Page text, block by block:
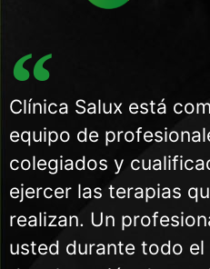
Clínica Salux está
equipo de
colegiados y
ejercer las terapias
realizan. Un
usted durante todo